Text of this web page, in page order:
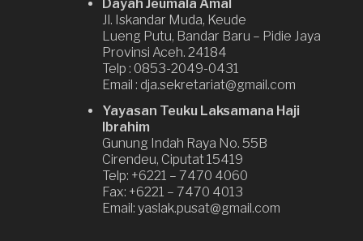
n
Dayah Jeumala Amal
Jl. Iskandar Muda, Keude
Lueng Putu, Bandar Baru – Pidie Jaya
Provinsi Aceh. 24184
Telp : 0853-2049-0431
Email : dja.sekretariat@gmail.com
Yayasan Teuku Laksamana Haji
Ibrahim
Gunung Indah Raya No. 55B
Cirendeu, Ciputat 15419
Telp: +6221 – 7470 4060
Fax: +6221 – 7470 4013
Email: yaslak.pusat@gmail.com